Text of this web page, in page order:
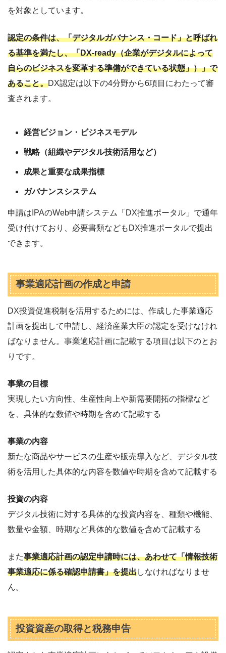
を対象としています。
認定の条件は、「デジタルガバナンス・コード」と呼ばれ
る基準を満たし、「DX-ready（企業がデジタルによって
自らのビジネスを変革する準備ができている状態」）」で
あること。DX認定は以下の4分野から6項目にわたって審
査されます。
経営ビジョン・ビジネスモデル
戦略（組織やデジタル技術活用など）
成果と重要な成果指標
ガバナンスシステム
申請はIPAのWeb申請システム「DX推進ポータル」で通年
受け付けており、必要書類などもDX推進ポータルで提出
できます。
事業適応計画の作成と申請
DX投資促進税制を活用するためには、作成した事業適応
計画を提出して申請し、経済産業大臣の認定を受けなけれ
ばなりません。事業適応計画に記載する項目は以下のとお
りです。
事業の目標
実現したい方向性、生産性向上や新需要開拓の指標など
を、具体的な数値や時期を含めて記載する
事業の内容
新たな商品やサービスの生産や販売導入など、デジタル技
術を活用した具体的な内容を数値や時期を含めて記載する
投資の内容
デジタル技術に対する具体的な投資内容を、種類や機能、
数量や金額、時期など具体的な数値を含めて記載する
また事業適応計画の認定申請時には、あわせて「情報技術
事業適応に係る確認申請書」を提出しなければなりませ
ん。
投資資産の取得と税務申告